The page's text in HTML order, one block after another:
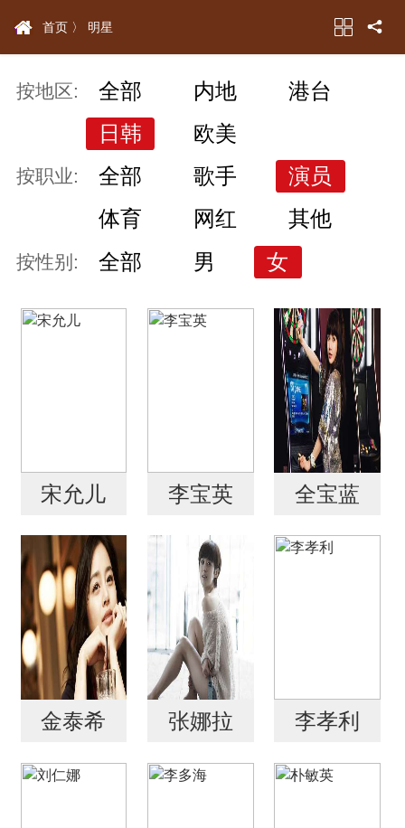
首页 〉 明星
按地区: 全部 内地
港台
日韩
欧美
按职业: 全部 歌手
演员
体育
网红 其他
按性别: 全部 男 女
宋允儿 李宝英 全宝蓝
金泰希 张娜拉 李孝利